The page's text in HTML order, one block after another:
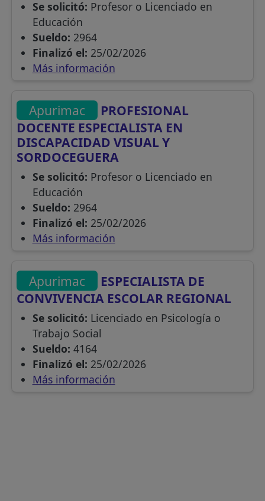
Se solicitó: Profesor o Licenciado en
Educación
Sueldo: 2964
Finalizó el: 25/02/2026
Más información
Apurimac
PROFESIONAL
DOCENTE ESPECIALISTA EN
DISCAPACIDAD VISUAL Y
SORDOCEGUERA
Se solicitó: Profesor o Licenciado en
Educación
Sueldo: 2964
Finalizó el: 25/02/2026
Más información
Apurimac
ESPECIALISTA DE
CONVIVENCIA ESCOLAR REGIONAL
Se solicitó: Licenciado en Psicología o
Trabajo Social
Sueldo: 4164
Finalizó el: 25/02/2026
Más información